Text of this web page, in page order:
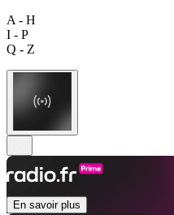
A - H
I - P
Q - Z
En savoir plus